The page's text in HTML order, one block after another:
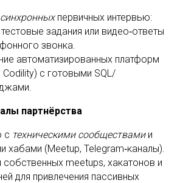
первичных интервью:
задания или видео‑ответы
звонка.
автоматизированных платформ
Codility) с готовыми SQL/
партнёрства
с техническими сообществамии
хабами (Meetup, Telegram‑каналы).
собственных meetups, хакатонов и
для привлечения пассивных